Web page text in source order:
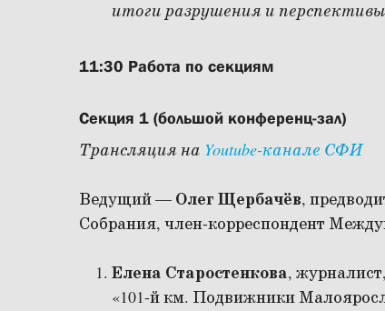
итоги разрушения и
11:30 Работа по секциям
Секция 1 (большой конференц-зал)
Трансляция на Youtube-канале СФИ
Ведущий — Олег Щербачёв,
Собрания, член-корреспондент
Елена Старостенкова,
«101-й км. Подвижники